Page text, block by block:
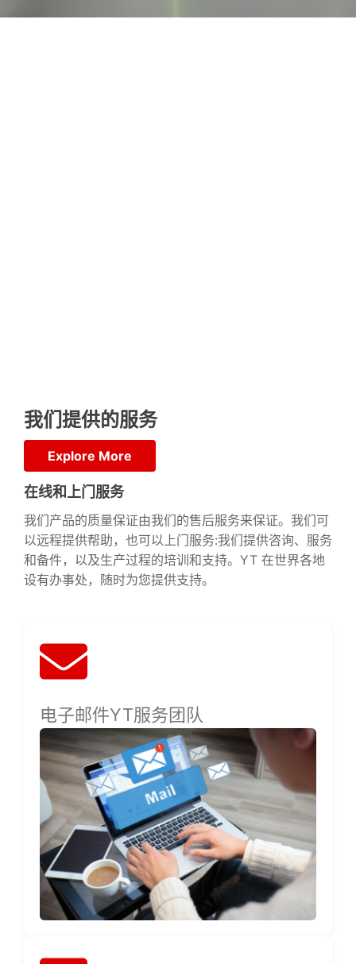
我们提供的服务
Explore More
在线和上门服务
我们产品的质量保证由我们的售后服务来保证。我们可
以远程提供帮助，也可以上门服务:我们提供咨询、服务
和备件，以及生产过程的培训和支持。YT 在世界各地
设有办事处，随时为您提供支持。
电子邮件YT服务团队